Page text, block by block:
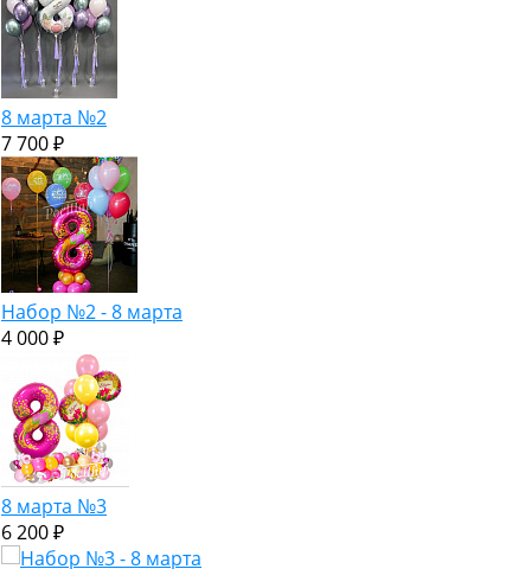
8 марта №2
7 700 ₽
Набор №2 - 8 марта
4 000 ₽
8 марта №3
6 200 ₽